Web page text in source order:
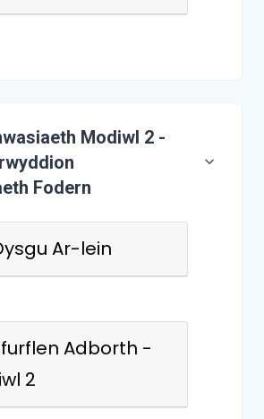
Modiwl 2 -
Fodern
Ar-lein
Adborth -
2